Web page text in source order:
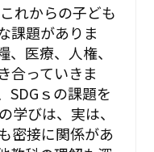
れからの子ども
課題がありま
医療、人権、
合っていきま
SDGｓの課題を
学びは、実は、
密接に関係があ